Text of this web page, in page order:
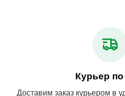
Курьер
Доставим заказ курьером в